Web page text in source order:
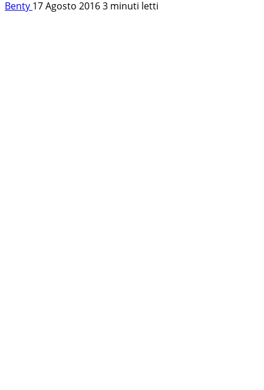
Benty 17 Agosto 20163 minuti letti